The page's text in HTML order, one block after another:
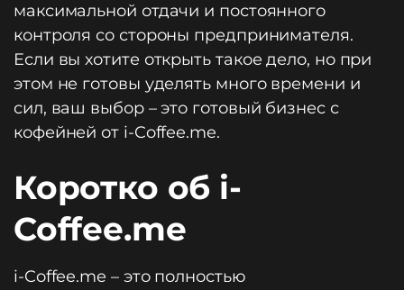
максимальной отдачи и постоянного
контроля со стороны предпринимателя.
Если вы хотите открыть такое дело, но при
этом не готовы уделять много времени и
сил, ваш выбор – это готовый бизнес с
кофейней от i-Coffee.me.
Коротко об i-
Coffee.me
i-Coffee.me – это полностью